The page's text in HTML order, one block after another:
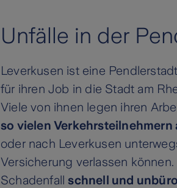
Unfälle in der
Leverkusen ist eine
für ihren Job in die Stadt am
Viele von ihnen legen ihren
so vielen Verkehrsteilnehmern
oder nach Leverkusen
Versicherung verlassen können.
Schadenfallschnell und